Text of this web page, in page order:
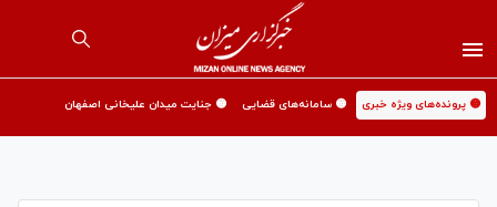
🟡 پرونده‌های ویژه خبری 🟡 سامانه‌های قضایی 🟡 جنایت میدان علیخانی اصفهان